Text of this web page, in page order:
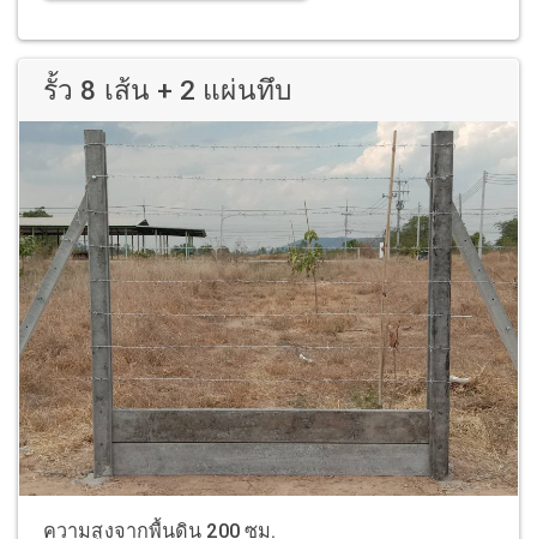
รั้ว 8 เส้น + 2 แผ่นทึบ
ความสูงจากพื้นดิน 200 ซม.